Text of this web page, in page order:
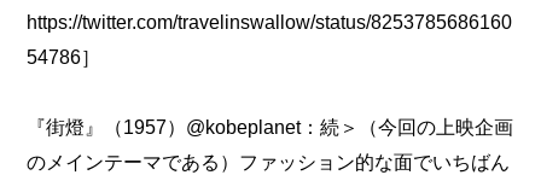
https://twitter.com/travelinswallow/status/8253785686160
54786］
『街燈』（1957）@kobeplanet：続＞（今回の上映企画
のメインテーマである）ファッション的な面でいちばん